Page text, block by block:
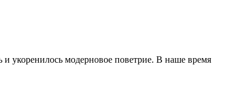
и укоренилось модерновое поветрие. В наше время